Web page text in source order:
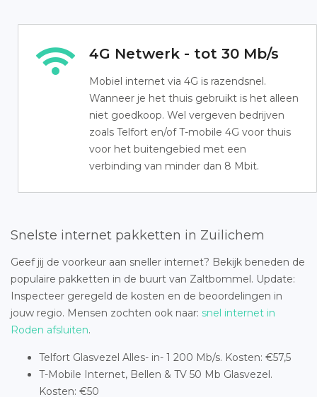
4G Netwerk - tot 30 Mb/s
Mobiel internet via 4G is razendsnel.
Wanneer je het thuis gebruikt is het alleen
niet goedkoop. Wel vergeven bedrijven
zoals Telfort en/of T-mobile 4G voor thuis
voor het buitengebied met een
verbinding van minder dan 8 Mbit.
Snelste internet pakketten in Zuilichem
Geef jij de voorkeur aan sneller internet? Bekijk beneden de
populaire pakketten in de buurt van Zaltbommel. Update:
Inspecteer geregeld de kosten en de beoordelingen in
jouw regio. Mensen zochten ook naar: snel internet in
Roden afsluiten.
Telfort Glasvezel Alles- in- 1 200 Mb/s. Kosten: €57,5
T-Mobile Internet, Bellen & TV 50 Mb Glasvezel.
Kosten: €50